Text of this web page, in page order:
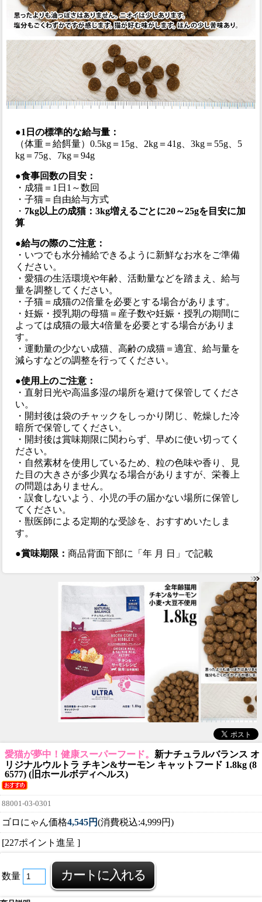
●1日の標準的な給与量：
（体重＝給餌量）0.5kg＝15g、2kg＝41g、3kg＝55g、5
kg＝75g、7kg＝94g
●食事回数の目安：
・成猫＝1日1～数回
・子猫＝自由給与方式
・ 7kg以上の成猫：3kg増えるごとに20～25gを目安に加
算
●給与の際のご注意：
・いつでも水分補給できるように新鮮なお水をご準備
ください。
・愛猫の生活環境や年齢、活動量などを踏まえ、給与
量を調整してください。
・子猫＝成猫の2倍量を必要とする場合があります。
・妊娠・授乳期の母猫＝産子数や妊娠・授乳の期間に
よっては成猫の最大4倍量を必要とする場合がありま
す。
・運動量の少ない成猫、高齢の成猫＝適宜、給与量を
減らすなどの調整を行ってください。
●使用上のご注意：
・直射日光や高温多湿の場所を避けて保管してくださ
い。
・開封後は袋のチャックをしっかり閉じ、乾燥した冷
暗所で保管してください。
・開封後は賞味期限に関わらず、早めに使い切ってく
ださい。
・自然素材を使用しているため、粒の色味や香り、見
た目の大きさが多少異なる場合がありますが、栄養上
の問題はありません。
・誤食しないよう、小児の手の届かない場所に保管し
てください。
・獣医師による定期的な受診を、おすすめいたしま
す。
●賞味期限：商品背面下部に「年 月 日」で記載
愛猫が夢中！健康スーパーフード。 新ナチュラルバランス オ
リジナルウルトラ チキン&サーモン キャットフード 1.8kg (8
6577) (旧ホールボディヘルス)
88001-03-0301
ゴロにゃん価格4,545円(消費税込:4,999円)
[227ポイント進呈 ]
数量